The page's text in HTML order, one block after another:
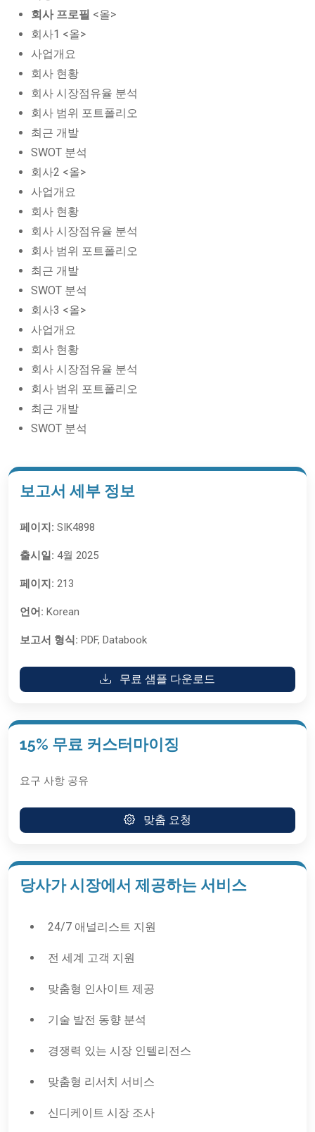
회사 프로필 <올>
회사1 <올>
사업개요
회사 현황
회사 시장점유율 분석
회사 범위 포트폴리오
최근 개발
SWOT 분석
회사2 <올>
사업개요
회사 현황
회사 시장점유율 분석
회사 범위 포트폴리오
최근 개발
SWOT 분석
회사3 <올>
사업개요
회사 현황
회사 시장점유율 분석
회사 범위 포트폴리오
최근 개발
SWOT 분석
보고서 세부 정보
페이지: SIK4898
출시일: 4월 2025
페이지: 213
언어: Korean
보고서 형식: PDF, Databook
무료 샘플 다운로드
15% 무료 커스터마이징
요구 사항 공유
맞춤 요청
당사가 시장에서 제공하는 서비스
24/7 애널리스트 지원
전 세계 고객 지원
맞춤형 인사이트 제공
기술 발전 동향 분석
경쟁력 있는 시장 인텔리전스
맞춤형 리서치 서비스
신디케이트 시장 조사